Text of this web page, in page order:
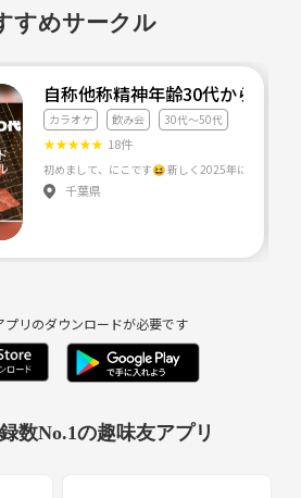
ームで
チャに
しません❌
す❌
聞き出す行為は禁止されています》
すめサークル
自称他称精神年齢30代から50
カラオケ 飲み会 30代〜50代
★★★★★ 18件
千葉県
プリのダウンロードが必要です
数No.1の趣味友アプリ